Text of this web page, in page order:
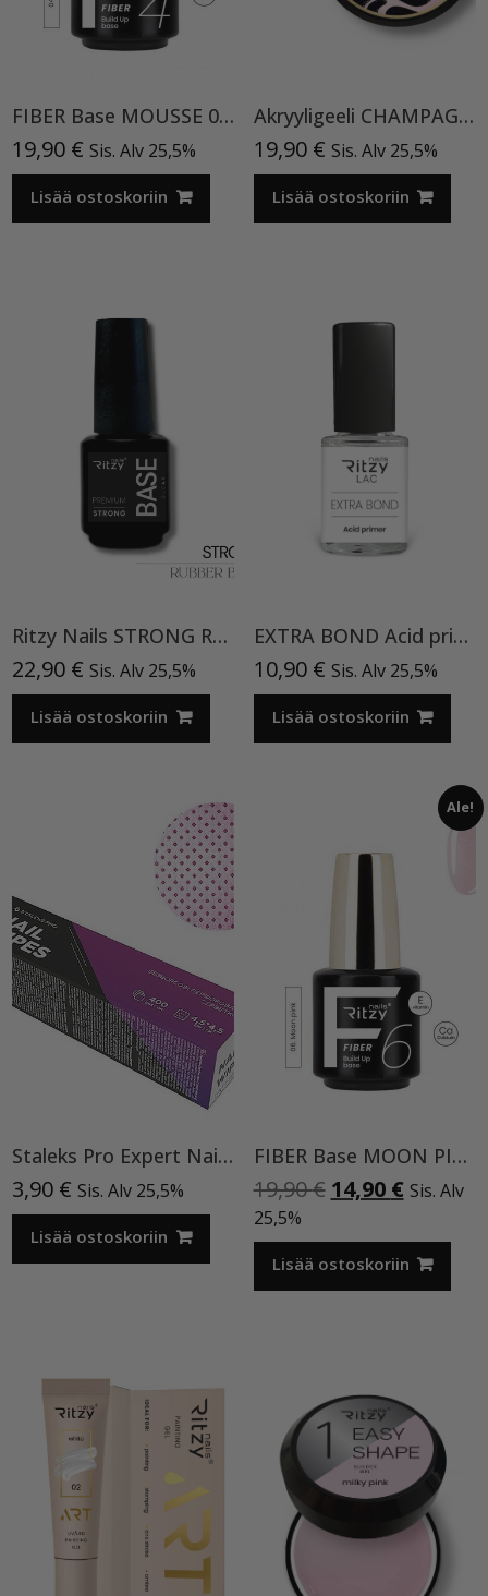
FIBER Base MOUSSE 04 TPO vapaa
19,90 € Sis. Alv 25,5%
Lisää ostoskoriin
Akryyligeeli CHAMPAGNE” 15 ML
19,90 € Sis. Alv 25,5%
Lisää ostoskoriin
Ritzy Nails STRONG Rubber Base clear Premium, 15 ml pohjageeli
22,90 € Sis. Alv 25,5%
Lisää ostoskoriin
EXTRA BOND Acid primer 12ml
10,90 € Sis. Alv 25,5%
Lisää ostoskoriin
Staleks Pro Expert Nail Wipes, 400 kpl
3,90 € Sis. Alv 25,5%
Lisää ostoskoriin
Ale!
FIBER Base MOON PINK 06 TPO vapaa
19,90€ Alkuperäinen
oli:
19,90 €.
14,90 €
on:
14,90 €.
Sis. Alv
25,5%
Lisää ostoskoriin